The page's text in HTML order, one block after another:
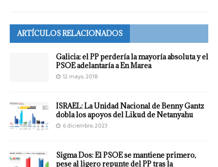
ARTÍCULOS RELACIONADOS
Galicia: el PP perdería la mayoría absoluta y el
PSOE adelantaría a En Marea
12 mayo, 2018
ISRAEL: La Unidad Nacional de Benny Gantz
dobla los apoyos del Likud de Netanyahu
6 diciembre, 2023
Sigma Dos: El PSOE se mantiene primero,
pese al ligero repunte del PP tras la